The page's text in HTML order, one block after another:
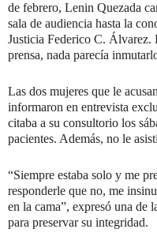
de febrero, Lenin Quezada
sala de audiencia hasta la
Justicia Federico C. Álvarez.
prensa, nada parecía
Las dos mujeres que le
informaron en entrevista
citaba a su consultorio los
pacientes. Además, no le
“Siempre estaba solo y me
responderle que no, me
en la cama”, expresó una de
para preservar su integridad.